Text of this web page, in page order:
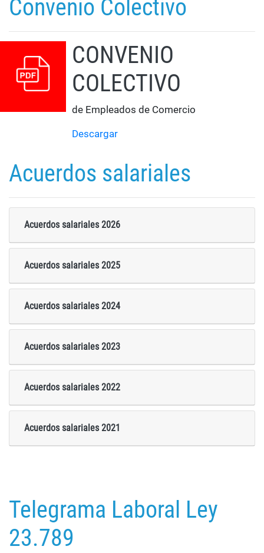
Convenio Colectivo
CONVENIO
COLECTIVO
de Empleados de Comercio
Descargar
Acuerdos salariales
Acuerdos salariales 2026
Acuerdos salariales 2025
Acuerdos salariales 2024
Acuerdos salariales 2023
Acuerdos salariales 2022
Acuerdos salariales 2021
Telegrama Laboral Ley
23.789